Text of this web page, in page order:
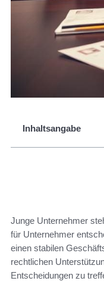
Inhaltsangabe
Junge Unternehmer
für Unternehmer
einen stabilen
rechtlichen
Entscheidungen zu